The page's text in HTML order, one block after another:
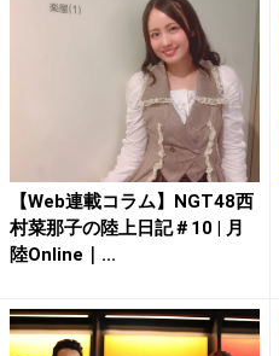
【Web連載コラム】NGT48西
村菜那子の陸上日記＃10 | 月
陸Online｜...